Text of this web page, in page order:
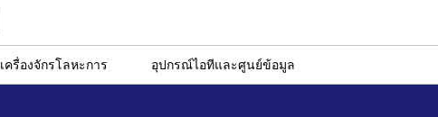
เครื่องจักรโลหะการ อุปกรณ์ไอทีและศูนย์ข้อมูล